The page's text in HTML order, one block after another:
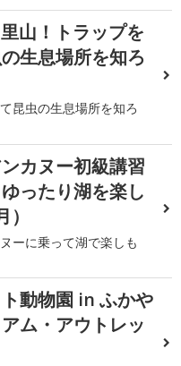
山！トラップを
生息場所を知ろ
昆虫の生息場所を知ろ
カヌー初級講習
ったり湖を楽し
ーに乗って湖で楽しも
ト動物園 in ふかや
ム・アウトレッ